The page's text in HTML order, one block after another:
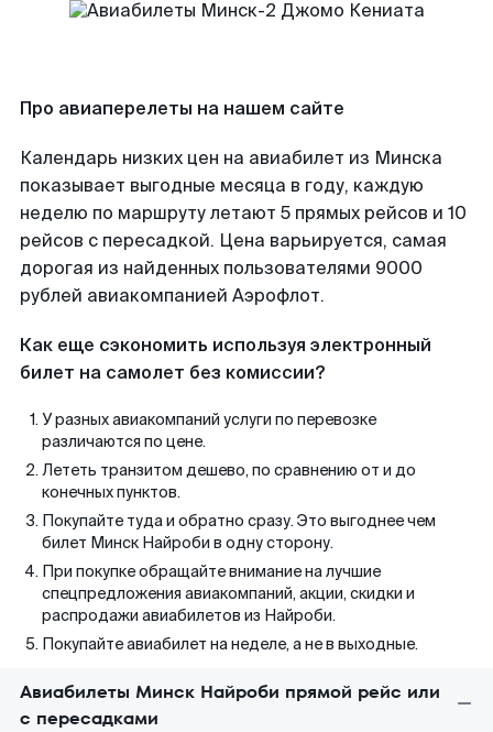
Про авиаперелеты на нашем сайте
Календарь низких цен на авиабилет из Минска
показывает выгодные месяца в году, каждую
неделю по маршруту летают 5 прямых рейсов и 10
рейсов с пересадкой. Цена варьируется, самая
дорогая из найденных пользователями 9000
рублей авиакомпанией Аэрофлот.
Как еще сэкономить используя электронный
билет на самолет без комиссии?
У разных авиакомпаний услуги по перевозке
различаются по цене.
Лететь транзитом дешево, по сравнению от и до
конечных пунктов.
Покупайте туда и обратно сразу. Это выгоднее чем
билет Минск Найроби в одну сторону.
При покупке обращайте внимание на лучшие
спецпредложения авиакомпаний, акции, скидки и
распродажи авиабилетов из Найроби.
Покупайте авиабилет на неделе, а не в выходные.
Авиабилеты Минск Найроби прямой рейс или
с пересадками